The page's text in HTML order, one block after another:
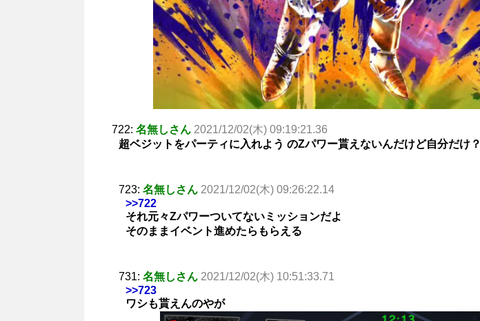
722: 名無しさん 2021/12/02(木) 09:19:21.36
超ベジットをパーティに入れよう のZパワー貰えないんだけど自分だけ？
723: 名無しさん 2021/12/02(木) 09:26:22.14
>>722
それ元々Zパワーついてないミッションだよ
そのままイベント進めたらもらえる
731: 名無しさん 2021/12/02(木) 10:51:33.71
>>723
ワシも貰えんのやが